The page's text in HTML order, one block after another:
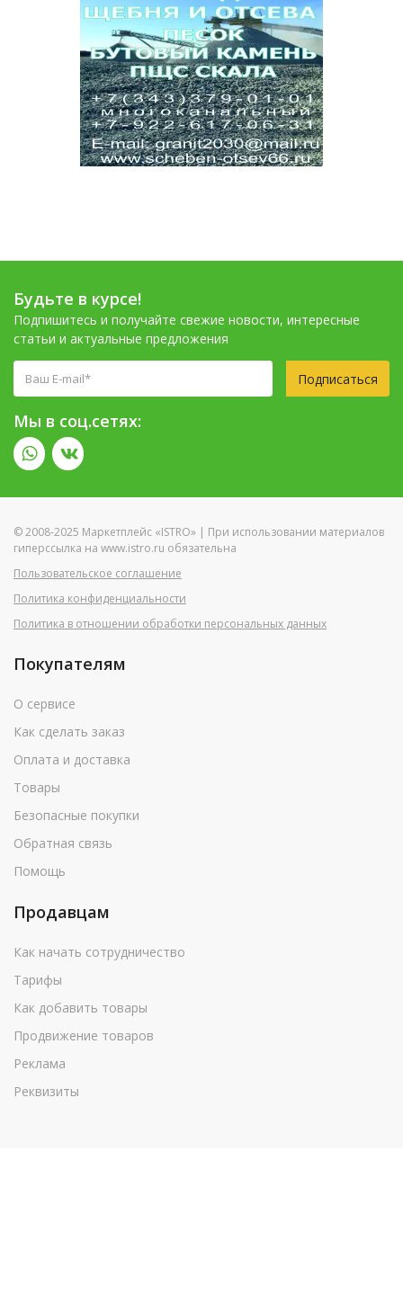
Будьте в курсе!
Подпишитесь и получайте свежие новости, интересные
статьи и актуальные предложения
Подписаться
Мы в соц.сетях:
© 2008-2025 Маркетплейс «ISTRO» | При использовании материалов
гиперссылка на www.istro.ru обязательна
Пользовательское соглашение
Политика конфиденциальности
Политика в отношении обработки персональных данных
Покупателям
О сервисе
Как сделать заказ
Оплата и доставка
Товары
Безопасные покупки
Обратная связь
Помощь
Продавцам
Как начать сотрудничество
Тарифы
Как добавить товары
Продвижение товаров
Реклама
Реквизиты